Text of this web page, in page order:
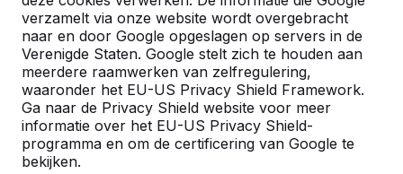
verzamelt via onze website wordt overgebracht
naar en door Google opgeslagen op servers in de
Verenigde Staten. Google stelt zich te houden aan
meerdere raamwerken van zelfregulering,
waaronder het EU-US Privacy Shield Framework.
Ga naar de Privacy Shield website voor meer
informatie over het EU-US Privacy Shield-
programma en om de certificering van Google te
bekijken.
Contact
HeBlad Nederland
Diamantweg 22